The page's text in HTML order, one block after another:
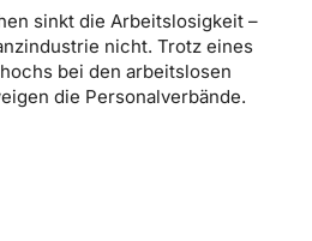
sinkt die Arbeitslosigkeit –
nicht. Trotz eines
bei den arbeitslosen
die Personalverbände.